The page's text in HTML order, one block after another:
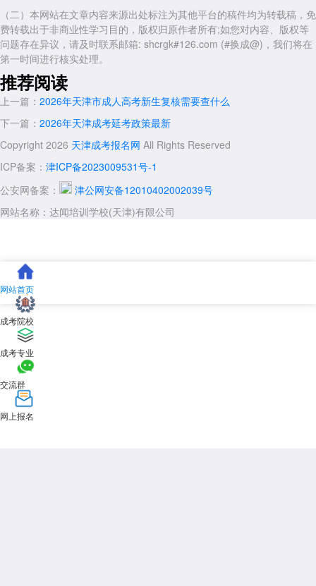
四、查询时的常见问题
第一种情况是查询不到任何学籍信息。可能原因包括：学校尚未完成
学籍注册、新生复核未通过、身份证号码或姓名与报考时填写不一致、登
录的账号信息与本人实际信息不匹配。建议先确认查询时间是否过早，核
对个人信息是否准确无误，如确认无误仍无法查到，应联系录取院校询
问。
第二种情况是学籍状态显示异常。正常的学籍状态应为“在籍”或“注
册学籍”。如果显示“休学”“保留学籍”等状态，说明学生本人曾办理过相关
手续。如果显示非本人预期的状态，需及时联系学校学籍管理部门核实。
第三种情况是个人信息有误。如果在学信网上发现姓名、身份证号、
专业等关键信息与实际不符，应尽快向学校提出更正申请，由学校按规定
程序向上级部门申请修改。这类更正有一定的时间窗口，逾期可能无法办
理。
人支付费用。请妥善保管个人账号和密码，不要将账号借给他人使用，以
免信息泄露。此外，学信网的学籍信息是学历证书电子注册的基础，只有
学信网上有在籍记录且正常毕业的学生，才能获得国家承认的成人高等教
育学历证书。因此，建议2026年天津市成人高考的每一位新生都要在入
学后主动查询并核对自己的学籍信息。
2026年
册并登录个人账号，在学信档案中查看高等教育学籍信息。查询前需确认
学校已完成学籍注册，通常在入学当年5月至6月后可查。如遇问题，应
及时与录取院校继续教育学院联系。以上内容基于现行政策整理，2026
年具体情况请以学信网及天津市各成人高校的官方通知为准。
（二）本网站在文章内容来源出处标注为其他平台的稿件均为转载稿，免
费转载出于非商业性学习目的，版权归原作者所有;如您对内容、版权等
问题存在异议，请及时联系邮箱: shcrgk#126.com (#换成@)，我们将在
第一时间进行核实处理。
推荐阅读
上一篇： 2026年天津市成人高考新生复核需要查什么
下一篇： 2026年天津成考延考政策最新
Copyright 2026 天津成考报名网 All Rights Reserved
ICP备案： 津ICP备2023009531号-1
公安网备案：
津公网安备12010402002039号
网站名称：达闻培训学校(天津)有限公司
网站首页
成考院校
成考专业
交流群
网上报名